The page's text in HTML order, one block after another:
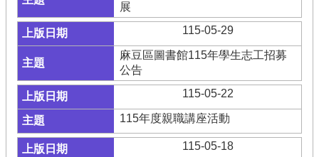
展
115-05-29
麻豆區圖書館115年學生志工招募
公告
115-05-22
115年度親職講座活動
115-05-18